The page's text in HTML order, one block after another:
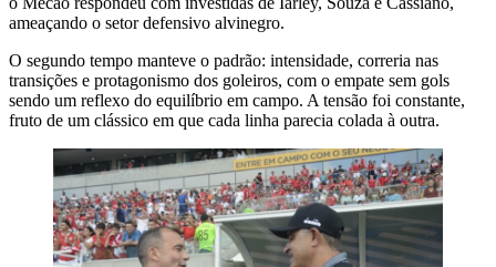
ameaçando o setor defensivo alvinegro.
O segundo tempo manteve o padrão: intensidade, correria nas
transições e protagonismo dos goleiros, com o empate sem gols
sendo um reflexo do equilíbrio em campo. A tensão foi constante,
fruto de um clássico em que cada linha parecia colada à outra.